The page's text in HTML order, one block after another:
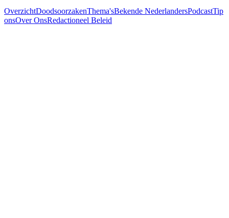
OverzichtDoodsoorzakenThema'sBekende NederlandersPodcastTip
onsOver OnsRedactioneel Beleid